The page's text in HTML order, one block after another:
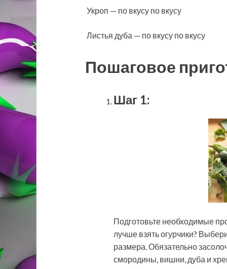
Укроп — по вкусу по вкусу
Листья дуба — по вкусу по вкусу
Пошаговое
Шаг 1:
Подготовьте необходимые
лучше взять огурчики?
размера. Обязательно
смородины, вишни, дуба и